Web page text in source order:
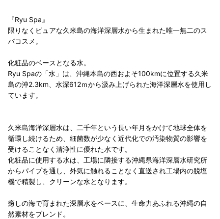
『Ryu Spa』
限りなくピュアな久米島の海洋深層水から生まれた唯一無二のス
パコスメ。
化粧品のベースとなる水。
Ryu Spaの「水」は、沖縄本島の西およそ100kmに位置する久米
島の沖2.3km、水深612ｍから汲み上げられた海洋深層水を使用し
ています。
久米島海洋深層水は、二千年という長い年月をかけて地球全体を
循環し続けるため、細菌数が少なく近代化での汚染物質の影響を
受けることなく清浄性に優れた水です。
化粧品に使用する水は、工場に隣接する沖縄県海洋深層水研究所
からパイプを通し、外気に触れることなく直送され工場内の脱塩
機で精製し、クリーンな水となります。
癒しの海で育まれた深層水をベースに、生命力あふれる沖縄の自
然素材をブレンド。